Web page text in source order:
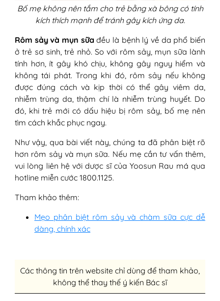
Bố mẹ không nên tắm cho trẻ bằng xà bông có tính
kích thích mạnh để tránh gây kích ứng da.
Rôm sảy và mụn sữa đều là bệnh lý về da phổ biến
ở trẻ sơ sinh, trẻ nhỏ. So với rôm sảy, mụn sữa lành
tính hơn, ít gây khó chịu, không gây nguy hiểm và
không tái phát. Trong khi đó, rôm sảy nếu không
được đúng cách và kịp thời có thể gây viêm da,
nhiễm trùng da, thậm chí là nhiễm trùng huyết. Do
đó, khi trẻ mới có dấu hiệu bị rôm sảy, bố mẹ nên
tìm cách khắc phục ngay.
Như vậy, qua bài viết này, chúng ta đã phân biệt rõ
hơn rôm sảy và mụn sữa. Nếu mẹ cần tư vấn thêm,
vui lòng liên hệ với dược sĩ của Yoosun Rau má qua
hotline miễn cước 1800.1125.
Tham khảo thêm:
Mẹo phân biệt rôm sảy và chàm sữa cực dễ
dàng, chính xác
Các thông tin trên website chỉ dùng để tham khảo,
không thể thay thế ý kiến Bác sĩ